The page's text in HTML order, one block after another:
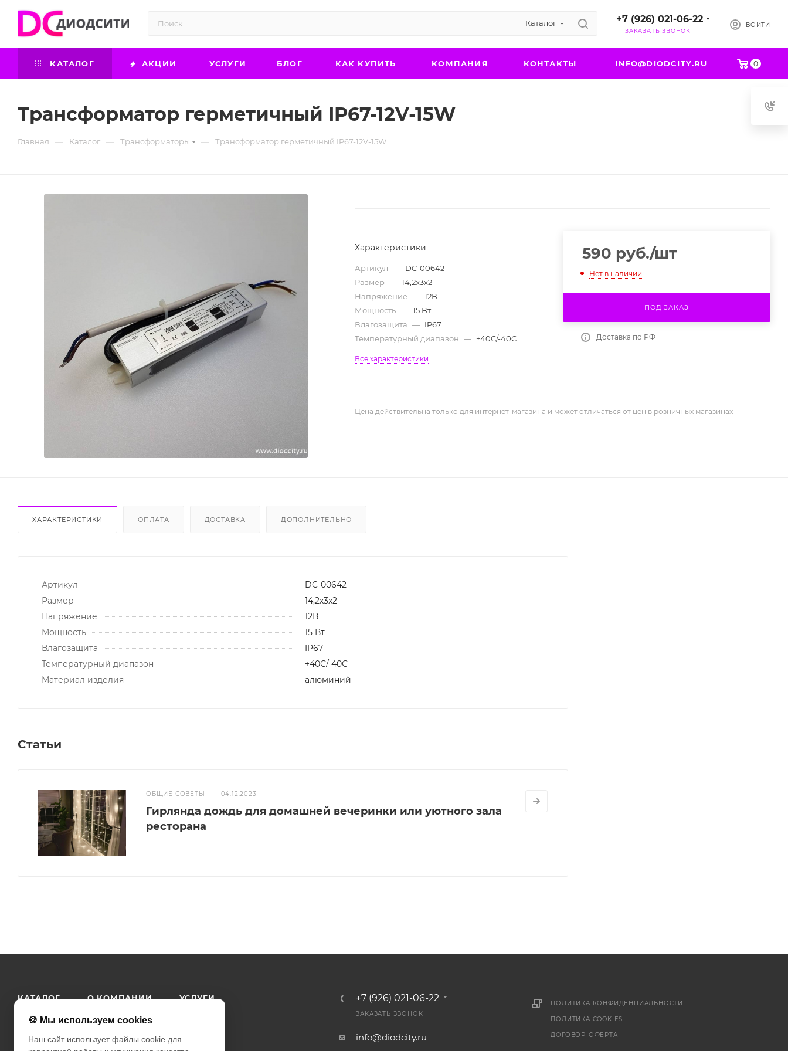
Каталог +7 (926) 021-06-22
ЗАКАЗАТЬ ЗВОНОК
ВОЙТИ
0
КАТАЛОГ АКЦИИ УСЛУГИ БЛОГ КАК КУПИТЬ КОМПАНИЯ КОНТАКТЫ INFO@DIODCITY.RU
Трансформатор герметичный IP67-12V-15W
Главная — Каталог — Трансформаторы — Трансформатор герметичный IP67-12V-15W
Характеристики
Артикул — DC-00642
Размер — 14,2х3х2
Напряжение — 12В
Мощность — 15 Вт
Влагозащита — IP67
Температурный диапазон — +40С/-40С
Все характеристики
590 руб./шт
Нет в наличии
ПОД ЗАКАЗ
Доставка по РФ
Цена действительна только для интернет-магазина и может отличаться от цен в розничных магазинах
ХАРАКТЕРИСТИКИ ОПЛАТА ДОСТАВКА ДОПОЛНИТЕЛЬНО
Артикул
DC-00642
Размер
14,2х3х2
Напряжение
12В
Мощность
15 Вт
Влагозащита
IP67
Температурный диапазон
+40С/-40С
Материал изделия
алюминий
Статьи
ОБЩИЕ СОВЕТЫ — 04.12.2023
Гирлянда дождь для домашней вечеринки или уютного зала
ресторана
КАТАЛОГ О КОМПАНИИ УСЛУГИ
КАК КУПИТЬ КОНТАКТЫ
+7 (926) 021-06-22
ЗАКАЗАТЬ ЗВОНОК
info@diodcity.ru
ПОЛИТИКА КОНФИДЕНЦИАЛЬНОСТИ
ПОЛИТИКА COOKIES
ДОГОВОР-ОФЕРТА
🍪 Мы используем cookies
Наш сайт использует файлы cookie для